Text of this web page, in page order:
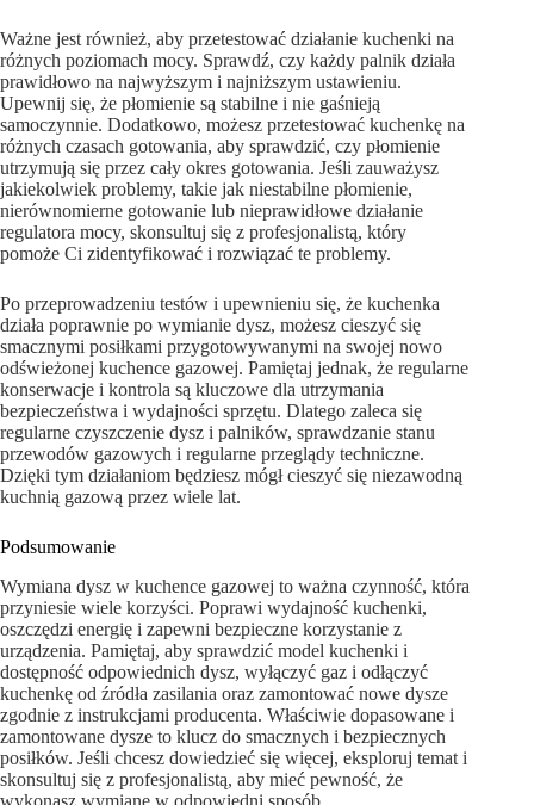
Ważne jest również, aby przetestować działanie kuchenki na
różnych poziomach mocy. Sprawdź, czy każdy palnik działa
prawidłowo na najwyższym i najniższym ustawieniu.
Upewnij się, że płomienie są stabilne i nie gaśnieją
samoczynnie. Dodatkowo, możesz przetestować kuchenkę na
różnych czasach gotowania, aby sprawdzić, czy płomienie
utrzymują się przez cały okres gotowania. Jeśli zauważysz
jakiekolwiek problemy, takie jak niestabilne płomienie,
nierównomierne gotowanie lub nieprawidłowe działanie
regulatora mocy, skonsultuj się z profesjonalistą, który
pomoże Ci zidentyfikować i rozwiązać te problemy.
Po przeprowadzeniu testów i upewnieniu się, że kuchenka
działa poprawnie po wymianie dysz, możesz cieszyć się
smacznymi posiłkami przygotowywanymi na swojej nowo
odświeżonej kuchence gazowej. Pamiętaj jednak, że regularne
konserwacje i kontrola są kluczowe dla utrzymania
bezpieczeństwa i wydajności sprzętu. Dlatego zaleca się
regularne czyszczenie dysz i palników, sprawdzanie stanu
przewodów gazowych i regularne przeglądy techniczne.
Dzięki tym działaniom będziesz mógł cieszyć się niezawodną
kuchnią gazową przez wiele lat.
Podsumowanie
Wymiana dysz w kuchence gazowej to ważna czynność, która
przyniesie wiele korzyści. Poprawi wydajność kuchenki,
oszczędzi energię i zapewni bezpieczne korzystanie z
urządzenia. Pamiętaj, aby sprawdzić model kuchenki i
dostępność odpowiednich dysz, wyłączyć gaz i odłączyć
kuchenkę od źródła zasilania oraz zamontować nowe dysze
zgodnie z instrukcjami producenta. Właściwie dopasowane i
zamontowane dysze to klucz do smacznych i bezpiecznych
posiłków. Jeśli chcesz dowiedzieć się więcej, eksploruj temat i
skonsultuj się z profesjonalistą, aby mieć pewność, że
wykonasz wymianę w odpowiedni sposób.